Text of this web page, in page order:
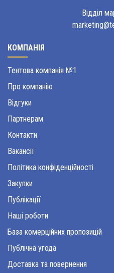
Відділ
КОМПАНІЯ
Тентова компанія №1
Про компанію
Відгуки
Партнерам
Контакти
Вакансії
Політика конфіденційності
Закупки
Публікації
Наші роботи
База комерційних пропозицій
Публічна угода
Доставка та повернення